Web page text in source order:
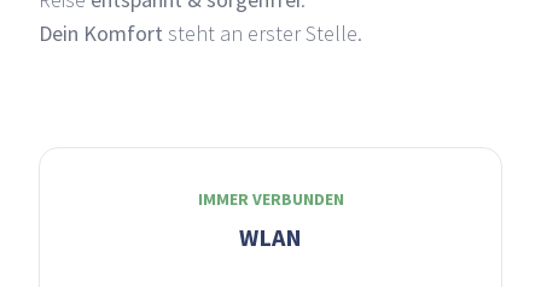
Dein Komfort steht an erster Stelle.
IMMER VERBUNDEN
WLAN